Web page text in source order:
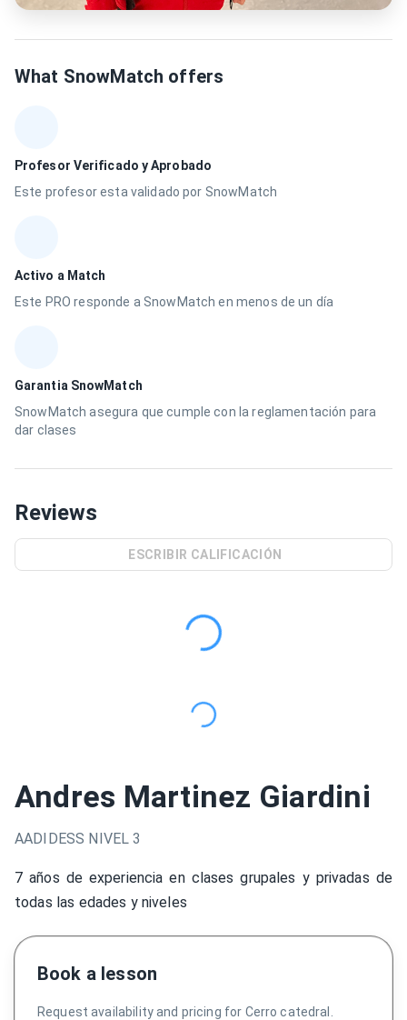
What SnowMatch offers
Profesor Verificado y Aprobado
Este profesor esta validado por SnowMatch
Activo a Match
Este PRO responde a SnowMatch en menos de un día
Garantia SnowMatch
SnowMatch asegura que cumple con la reglamentación para
dar clases
Reviews
ESCRIBIR CALIFICACIÓN
Andres Martinez Giardini
AADIDESS NIVEL 3
7 años de experiencia en clases grupales y privadas de
todas las edades y niveles
Book a lesson
Request availability and pricing for Cerro catedral.